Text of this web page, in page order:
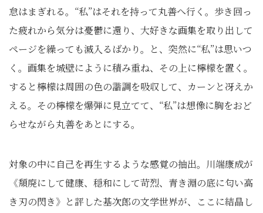
怠はまぎれる。“私”はそれを持って丸善へ行く。歩き回っ
た疲れから気分は憂鬱に還り、大好きな画集を取り出して
ページを繰っても滅入るばかり。と、突然に“私”は思いつ
く。画集を城壁にように積み重ね、その上に檸檬を置く。
すると檸檬は周囲の色の諧調を吸収して、カーンと冴えか
える。その檸檬を爆弾に見立てて、“私”は想像に胸をおど
らせながら丸善をあとにする。
対象の中に自己を再生するような感覚の抽出。川端康成が
《頽廃にして健康、穏和にして苛烈、青き淵の底に匂い高
き刃の閃き》と評した基次郎の文学世界が、ここに結晶し